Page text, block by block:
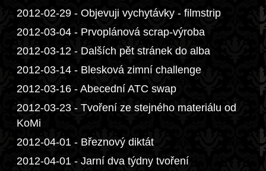
2012-02-29 - Objevuji vychytávky - filmstrip
2012-03-04 - Prvoplánová scrap-výroba
2012-03-12 - Dalších pět stránek do alba
2012-03-14 - Blesková zimní challenge
2012-03-16 - Abecední ATC swap
2012-03-23 - Tvoření ze stejného materiálu od
KoMi
2012-04-01 - Březnový diktát
2012-04-01 - Jarní dva týdny tvoření